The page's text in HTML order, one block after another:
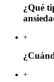
¿Qué
+
+